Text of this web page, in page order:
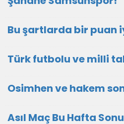
Bu şartlarda bir puan
Türk futbolu ve milli
Osimhen ve hakem
Asıl Maç Bu Hafta Sonu